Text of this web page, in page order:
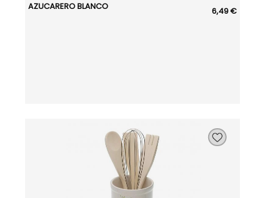
AZUCARERO BLANCO 6,49 €